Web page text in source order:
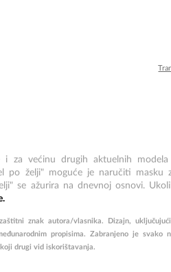
za većinu drugih aktuelnih modela
po želji" moguće je naručiti masku
se ažurira na dnevnoj osnovi.
znak autora/vlasnika. Dizajn,
propisima. Zabranjeno je svako
drugi vid iskorištavanja.